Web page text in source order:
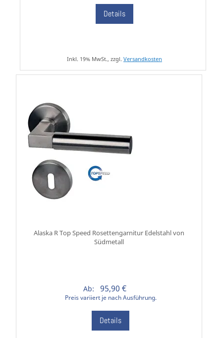
Details
Inkl. 19% MwSt., zzgl. Versandkosten
Alaska R Top Speed Rosettengarnitur Edelstahl von
Südmetall
Ab: 95,90 €
Preis variiert je nach Ausführung.
Details